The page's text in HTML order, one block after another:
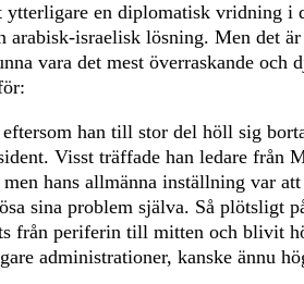
ytterligare en diplomatisk vridning i
arabisk-israelisk lösning. Men det
vara det mest överraskande och
han till stor del höll sig
Visst träffade han ledare från
hans allmänna inställning var
sina problem själva. Så plötsligt
från periferin till mitten och blivit
administrationer, kanske ännu